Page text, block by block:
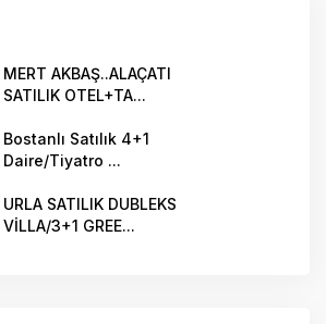
MERT AKBAŞ..ALAÇATI
SATILIK OTEL+TA...
Bostanlı Satılık 4+1
Daire/Tiyatro ...
URLA SATILIK DUBLEKS
VİLLA/3+1 GREE...